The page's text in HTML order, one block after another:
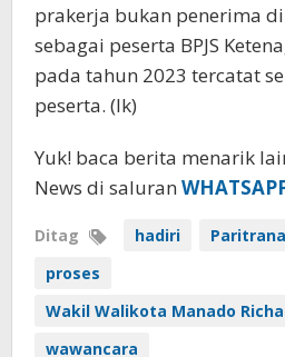
prakerja bukan penerima
sebagai peserta BPJS
pada tahun 2023 tercatat
peserta. (lk)
Yuk! baca berita menarik
News di saluran
Ditag hadiri
proses
Wakil Walikota Manado
wawancara